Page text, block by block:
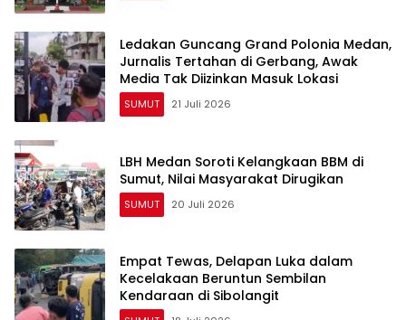
Ledakan Guncang Grand Polonia Medan,
Jurnalis Tertahan di Gerbang, Awak
Media Tak Diizinkan Masuk Lokasi
SUMUT 21 Juli 2026
LBH Medan Soroti Kelangkaan BBM di
Sumut, Nilai Masyarakat Dirugikan
SUMUT 20 Juli 2026
Empat Tewas, Delapan Luka dalam
Kecelakaan Beruntun Sembilan
Kendaraan di Sibolangit